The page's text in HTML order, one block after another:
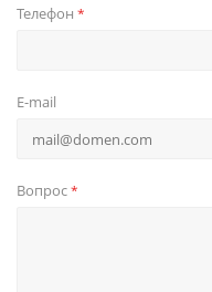
Телефон *
E-mail
Вопрос*